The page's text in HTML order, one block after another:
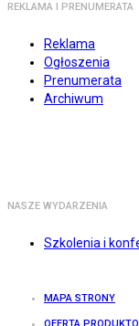
REKLAMA I PRENUMERATA
Reklama
Ogłoszenia
Prenumerata
Archiwum
NASZE WYDARZENIA
Szkolenia i
MAPA STRONY